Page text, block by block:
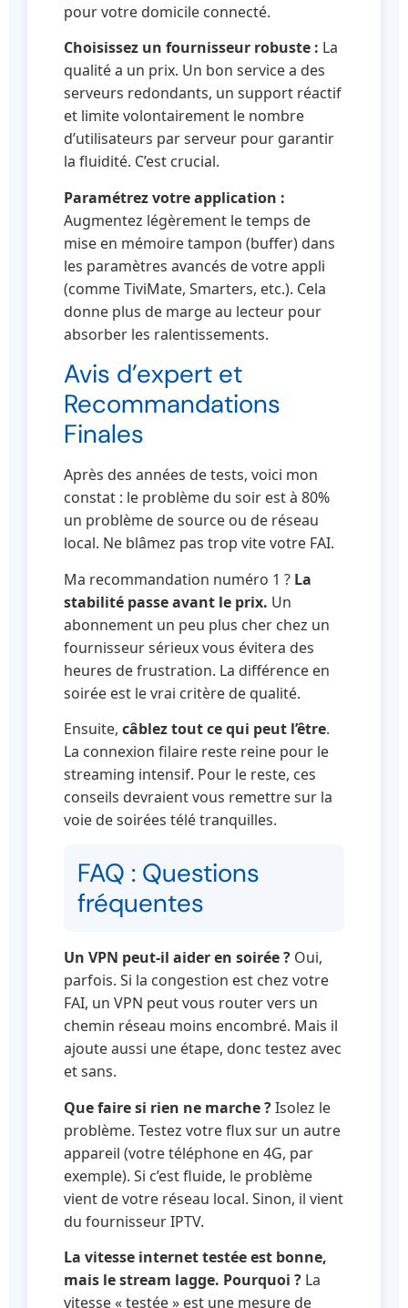
pour votre domicile connecté.
Choisissez un fournisseur robuste : La
qualité a un prix. Un bon service a des
serveurs redondants, un support réactif
et limite volontairement le nombre
d’utilisateurs par serveur pour garantir
la fluidité. C’est crucial.
Paramétrez votre application :
Augmentez légèrement le temps de
mise en mémoire tampon (buffer) dans
les paramètres avancés de votre appli
(comme TiviMate, Smarters, etc.). Cela
donne plus de marge au lecteur pour
absorber les ralentissements.
Avis d’expert et
Recommandations
Finales
Après des années de tests, voici mon
constat : le problème du soir est à 80%
un problème de source ou de réseau
local. Ne blâmez pas trop vite votre FAI.
Ma recommandation numéro 1 ? La
stabilité passe avant le prix. Un
abonnement un peu plus cher chez un
fournisseur sérieux vous évitera des
heures de frustration. La différence en
soirée est le vrai critère de qualité.
Ensuite, câblez tout ce qui peut l’être.
La connexion filaire reste reine pour le
streaming intensif. Pour le reste, ces
conseils devraient vous remettre sur la
voie de soirées télé tranquilles.
FAQ : Questions
fréquentes
Un VPN peut-il aider en soirée ? Oui,
parfois. Si la congestion est chez votre
FAI, un VPN peut vous router vers un
chemin réseau moins encombré. Mais il
ajoute aussi une étape, donc testez avec
et sans.
Que faire si rien ne marche ?Isolez le
problème. Testez votre flux sur un autre
appareil (votre téléphone en 4G, par
exemple). Si c’est fluide, le problème
vient de votre réseau local. Sinon, il vient
du fournisseur IPTV.
La vitesse internet testée est bonne,
mais le stream lagge. Pourquoi ? La
vitesse « testée » est une mesure de